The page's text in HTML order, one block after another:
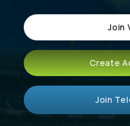
Join
Create
Join